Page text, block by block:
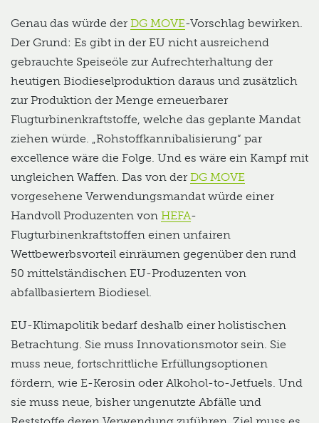
Genau das würde der DG MOVE-Vorschlag bewirken.
Der Grund: Es gibt in der EU nicht ausreichend
gebrauchte Speiseöle zur Aufrechterhaltung der
heutigen Biodieselproduktion daraus und zusätzlich
zur Produktion der Menge erneuerbarer
Flugturbinenkraftstoffe, welche das geplante Mandat
ziehen würde. „Rohstoffkannibalisierung“ par
excellence wäre die Folge. Und es wäre ein Kampf mit
ungleichen Waffen. Das von der DG MOVE
vorgesehene Verwendungsmandat würde einer
Handvoll Produzenten von HEFA-
Flugturbinenkraftstoffen einen unfairen
Wettbewerbsvorteil einräumen gegenüber den rund
50 mittelständischen EU-Produzenten von
abfallbasiertem Biodiesel.
EU-Klimapolitik bedarf deshalb einer holistischen
Betrachtung. Sie muss Innovationsmotor sein. Sie
muss neue, fortschrittliche Erfüllungsoptionen
fördern, wie E-Kerosin oder Alkohol-to-Jetfuels. Und
sie muss neue, bisher ungenutzte Abfälle und